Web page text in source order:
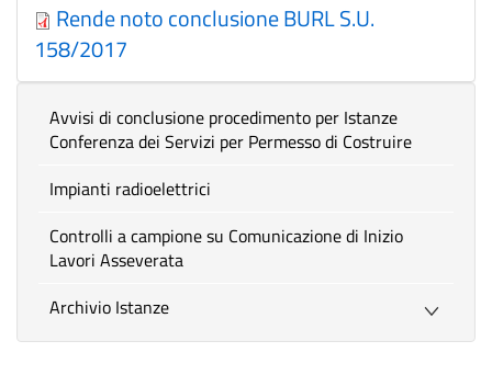
Rende noto conclusione BURL S.U.
158/2017
Avvisi di conclusione procedimento per Istanze
Conferenza dei Servizi per Permesso di Costruire
Impianti radioelettrici
Controlli a campione su Comunicazione di Inizio
Lavori Asseverata
Archivio Istanze